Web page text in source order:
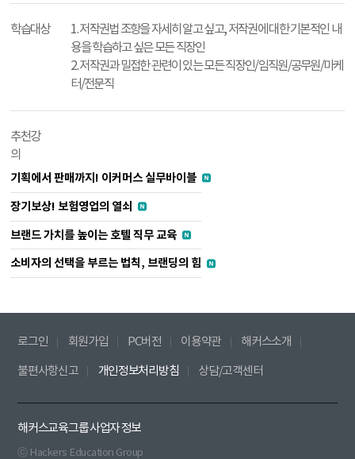
학습대상
1. 저작권법 조항을 자세히 알고 싶고, 저작권에 대한 기본적인 내
용을 학습하고 싶은 모든 직장인
2. 저작권과 밀접한 관련이 있는 모든 직장인/임직원/공무원/마케
터/전문직
추천강
의
기획에서 판매까지! 이커머스 실무바이블
장기보상! 보험영업의 열쇠
브랜드 가치를 높이는 호텔 직무 교육
소비자의 선택을 부르는 법칙, 브랜딩의 힘
로그인 회원가입 PC버전 이용약관 해커스소개
불편사항신고 개인정보처리방침 상담/고객센터
해커스교육그룹 사업자 정보
ⓒ Hackers Education Group